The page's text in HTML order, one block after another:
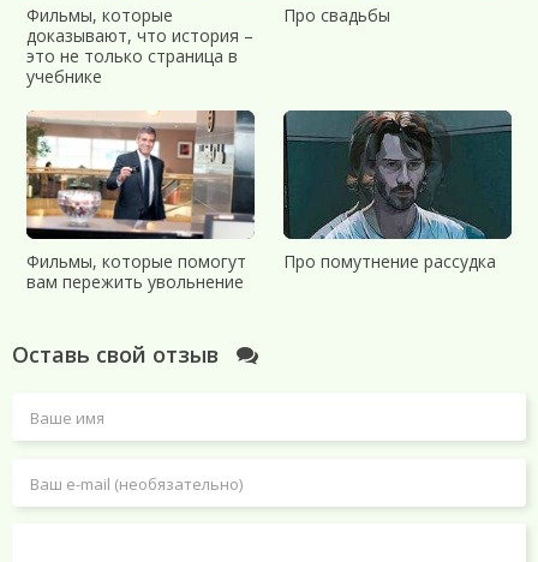
Фильмы, которые
доказывают, что история –
это не только страница в
учебнике
Про свадьбы
Фильмы, которые помогут
вам пережить увольнение
Про помутнение рассудка
Оставь свой отзыв